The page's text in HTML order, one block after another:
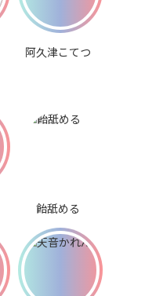
阿久津こてつ
飴舐める